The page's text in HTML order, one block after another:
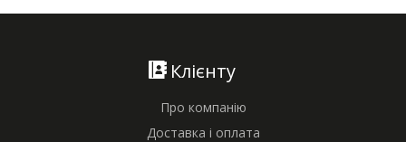
Клієнту
Про компанію
Доставка і оплата